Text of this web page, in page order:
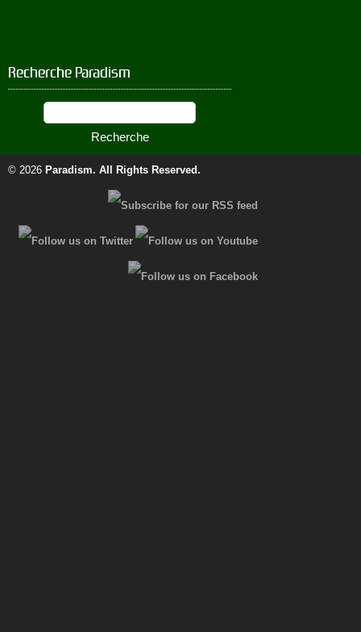
Recherche Paradism
© 2026 Paradism. All Rights Reserved.